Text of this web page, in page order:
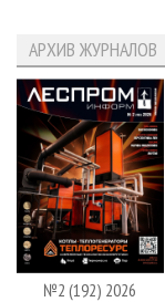
АРХИВ ЖУРНАЛОВ
№2 (192) 2026